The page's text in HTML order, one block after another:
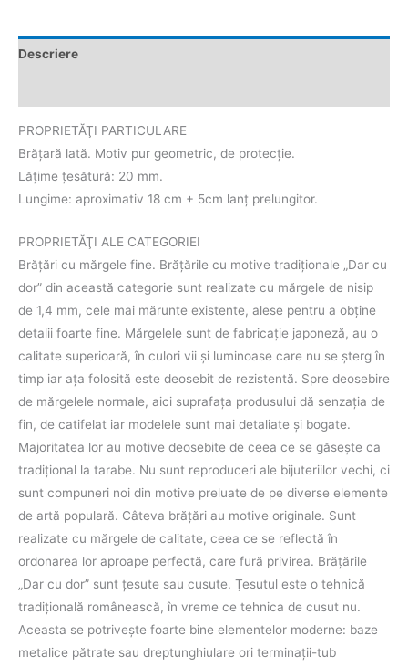
Descriere
PROPRIETĂŢI PARTICULARE
Brăţară lată. Motiv pur geometric, de protecţie.
Lățime țesătură: 20 mm.
Lungime: aproximativ 18 cm + 5cm lanț prelungitor.
PROPRIETĂŢI ALE CATEGORIEI
Brăţări cu mărgele fine. Brățările cu motive tradiţionale „Dar cu
dor” din această categorie sunt realizate cu mărgele de nisip
de 1,4 mm, cele mai mărunte existente, alese pentru a obţine
detalii foarte fine. Mărgelele sunt de fabricație japoneză, au o
calitate superioară, în culori vii şi luminoase care nu se șterg în
timp iar aţa folosită este deosebit de rezistentă. Spre deosebire
de mărgelele normale, aici suprafața produsului dă senzația de
fin, de catifelat iar modelele sunt mai detaliate și bogate.
Majoritatea lor au motive deosebite de ceea ce se găseşte ca
tradiţional la tarabe. Nu sunt reproduceri ale bijuteriilor vechi, ci
sunt compuneri noi din motive preluate de pe diverse elemente
de artă populară. Câteva brăţări au motive originale. Sunt
realizate cu mărgele de calitate, ceea ce se reflectă în
ordonarea lor aproape perfectă, care fură privirea. Brăţările
„Dar cu dor” sunt ţesute sau cusute. Ţesutul este o tehnică
tradiţională românească, în vreme ce tehnica de cusut nu.
Aceasta se potriveşte foarte bine elementelor moderne: baze
metalice pătrate sau dreptunghiulare ori terminaţii-tub